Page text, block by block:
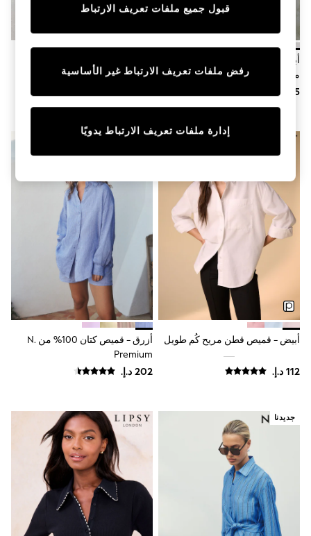
Women's Travel Styles
Occasionwear
Linen Collection
Tops & T-Shirts
Cover Ups & Kaftans
Beachwear
Skirts
Trousers
Sun Hats & Caps
Resort Styles
Boys' Holiday Shop
Boys' Travel Styles
Sunset Styles
Occasionwear
Sets & Outfits
Linen Collection
Tops & T-Shirts
Shirts
Polo Shirts
Swimwear
Shorts
Sandals & Clogs
Sun Safe
Rash Vests
Baby Holiday Shop
Baby Summer Nightwear
Occasionwear
Dresses
Sets & Outfits
Rompers
Sandals
Swimwear
Sun Hats & Caps
من N. Premium
Premium
أبيض - قميص قطن مريح كُم طويل
أزرق - قميص كتان 100% من N.
Premium
جديدنا
قبول جميع ملفات تعريف الارتباط
رفض ملفات تعريف الارتباط غير الأساسية
إدارة ملفات تعريف الارتباط يدويًا